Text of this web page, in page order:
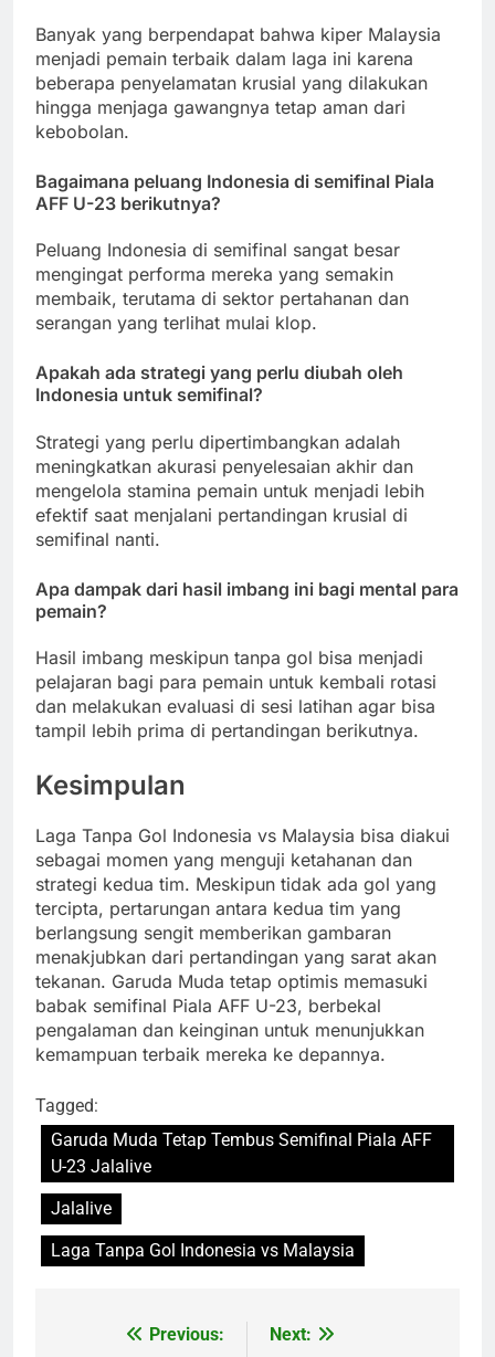
Banyak yang berpendapat bahwa kiper Malaysia
menjadi pemain terbaik dalam laga ini karena
beberapa penyelamatan krusial yang dilakukan
hingga menjaga gawangnya tetap aman dari
kebobolan.
Bagaimana peluang Indonesia di semifinal Piala
AFF U-23 berikutnya?
Peluang Indonesia di semifinal sangat besar
mengingat performa mereka yang semakin
membaik, terutama di sektor pertahanan dan
serangan yang terlihat mulai klop.
Apakah ada strategi yang perlu diubah oleh
Indonesia untuk semifinal?
Strategi yang perlu dipertimbangkan adalah
meningkatkan akurasi penyelesaian akhir dan
mengelola stamina pemain untuk menjadi lebih
efektif saat menjalani pertandingan krusial di
semifinal nanti.
Apa dampak dari hasil imbang ini bagi mental para
pemain?
Hasil imbang meskipun tanpa gol bisa menjadi
pelajaran bagi para pemain untuk kembali rotasi
dan melakukan evaluasi di sesi latihan agar bisa
tampil lebih prima di pertandingan berikutnya.
Kesimpulan
Laga Tanpa Gol Indonesia vs Malaysia bisa diakui
sebagai momen yang menguji ketahanan dan
strategi kedua tim. Meskipun tidak ada gol yang
tercipta, pertarungan antara kedua tim yang
berlangsung sengit memberikan gambaran
menakjubkan dari pertandingan yang sarat akan
tekanan. Garuda Muda tetap optimis memasuki
babak semifinal Piala AFF U-23, berbekal
pengalaman dan keinginan untuk menunjukkan
kemampuan terbaik mereka ke depannya.
Tagged:
Garuda Muda Tetap Tembus Semifinal Piala AFF
U-23 Jalalive
Jalalive
Laga Tanpa Gol Indonesia vs Malaysia
Previous: Next: